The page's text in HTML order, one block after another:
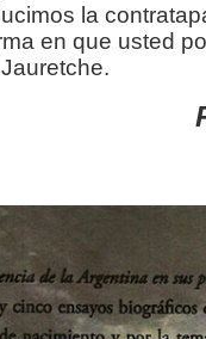
la
en que usted